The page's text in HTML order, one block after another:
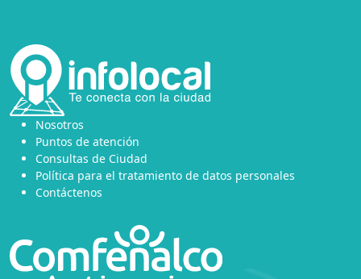
Nosotros
Puntos de atención
Consultas de Ciudad
Política para el tratamiento de datos personales
Contáctenos